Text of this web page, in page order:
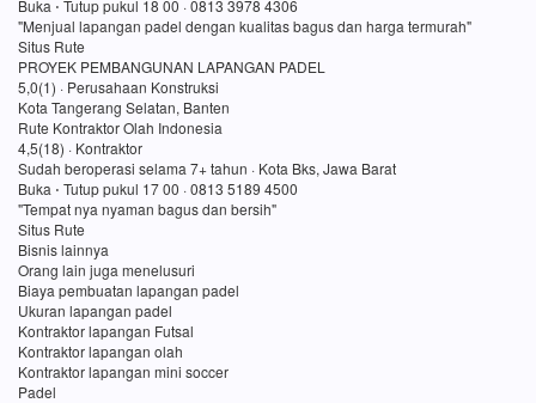
Buka ⋅ Tutup pukul 18 00 · 0813 3978 4306
"Menjual lapangan padel dengan kualitas bagus dan harga termurah"
Situs Rute
PROYEK PEMBANGUNAN LAPANGAN PADEL
5,0(1) · Perusahaan Konstruksi
Kota Tangerang Selatan, Banten
Rute Kontraktor Olah Indonesia
4,5(18) · Kontraktor
Sudah beroperasi selama 7+ tahun · Kota Bks, Jawa Barat
Buka ⋅ Tutup pukul 17 00 · 0813 5189 4500
"Tempat nya nyaman bagus dan bersih"
Situs Rute
Bisnis lainnya
Orang lain juga menelusuri
Biaya pembuatan lapangan padel
Ukuran lapangan padel
Kontraktor lapangan Futsal
Kontraktor lapangan olah
Kontraktor lapangan mini soccer
Padel